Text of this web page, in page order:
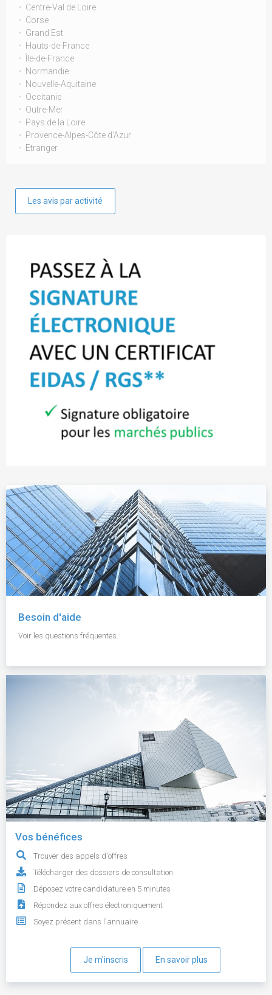
Centre-Val de Loire
Corse
Grand Est
Hauts-de-France
Île-de-France
Normandie
Nouvelle-Aquitaine
Occitanie
Outre-Mer
Pays de la Loire
Provence-Alpes-Côte d'Azur
Etranger
Les avis par activité
Besoin d'aide
Voir les questions fréquentes.
Vos bénéfices
Trouver des appels d'offres
Télécharger des dossiers de consultation
Déposez votre candidature en 5 minutes
Répondez aux offres électroniquement
Soyez présent dans l'annuaire
Je m'inscris En savoir plus